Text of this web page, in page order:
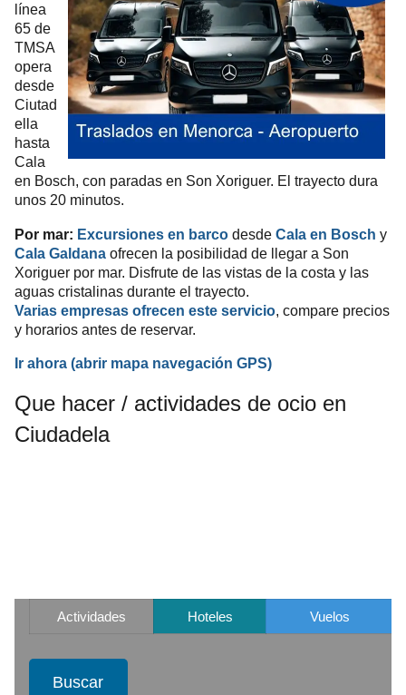
línea
65 de
TMSA
opera
desde
Ciutad
ella
hasta
Cala
en Bosch, con paradas en Son Xoriguer. El trayecto dura
unos 20 minutos.
Por mar: Excursiones en barco desde Cala en Bosch y
Cala Galdana ofrecen la posibilidad de llegar a Son
Xoriguer por mar. Disfrute de las vistas de la costa y las
aguas cristalinas durante el trayecto.
Varias empresas ofrecen este servicio , compare precios
y horarios antes de reservar.
Ir ahora (abrir mapa navegación GPS)
Que hacer / actividades de ocio en
Ciudadela
Actividades Hoteles Vuelos
Buscar